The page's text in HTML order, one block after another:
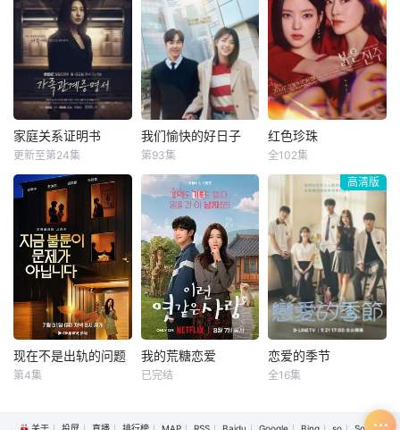
继承人与一名王牌
检察官发现只要轻
轻一碰，就能让他
们成为异常高效率
的搭档，于是两人
联手侦破悬案。 该
剧翻拍自2011年的
《我的见鬼女
友》。
生活。表面上她看
起来温顺和善，还
很怕婆婆，真实身
份却是4年前突然
隐退的杀手“翠
鸟”。产假结束后，
她又开始执行各种
暗杀任务，目标都
是那些危害社会的
引起了
SEN에 “하니가 KB
S2 새 주말 드라마
‘사랑이 온다’ 출연을
검토 중이다”라고 입
장을 밝혔다. ‘사
랑이 온다’는 때때로
내 일 내 가족
家庭关系证明书
林志恩
本剧讲述的是从出
生瞬间开始就被打
上家庭崩溃烙印的
一个孩子和面对冷
酷的偏见和命运，
重新找回自己人生
的女性故事。
家庭关系证明书
更新至第24集
我们愉快的好日子
申正允
我们愉快的好日子
第93集
红色珍珠
金宣敬
[스포티비뉴스=강효
진 기자] 배우 박진희
가 본격 컴백 활동에
나선다. 7일 스포티
비뉴스 취재에 따르
면, 박진희는 KBS 새
일일드라마 '붉은 진
주'의 주인공으로 출
연
红色珍珠
全102集
现在不是出轨的问题
现在不是出轨的问题
第4集
我的荒糖恋爱
我的荒糖恋爱
已完结
高清版
恋爱的季节
恋爱的季节
全16集